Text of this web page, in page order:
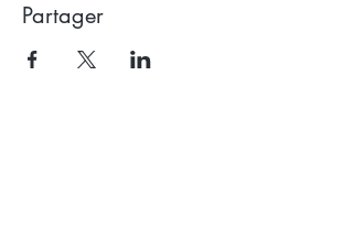
Partager